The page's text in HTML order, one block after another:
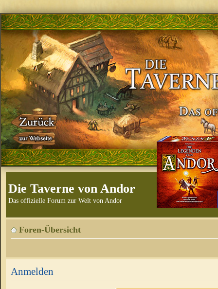
Die Taverne von Andor
Das offizielle Forum zur Welt von Andor
Foren-Übersicht
Anmelden